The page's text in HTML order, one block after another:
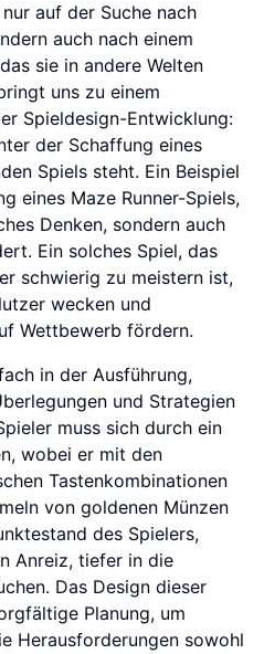
auf der Suche nach
auch nach einem
sie in andere Welten
uns zu einem
Spieldesign-Entwicklung:
der Schaffung eines
Spiels steht. Ein Beispiel
eines Maze Runner-Spiels,
Denken, sondern auch
Ein solches Spiel, das
schwierig zu meistern ist,
wecken und
Wettbewerb fördern.
in der Ausführung,
und Strategien
muss sich durch ein
wobei er mit den
Tastenkombinationen
von goldenen Münzen
des Spielers,
Anreiz, tiefer in die
Das Design dieser
Planung, um
Herausforderungen sowohl